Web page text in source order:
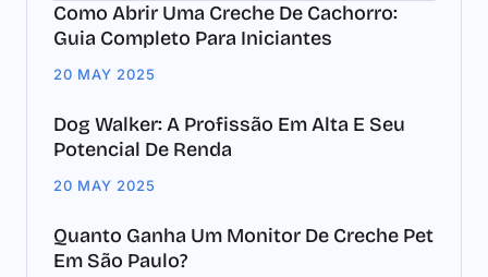
Como Abrir Uma Creche De Cachorro:
Guia Completo Para Iniciantes
20 MAY 2025
Dog Walker: A Profissão Em Alta E Seu
Potencial De Renda
20 MAY 2025
Quanto Ganha Um Monitor De Creche Pet
Em São Paulo?